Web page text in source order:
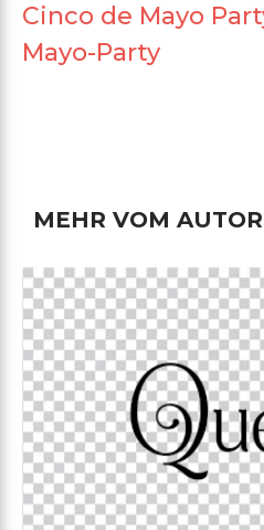
Cinco de Mayo
Mayo-Party
MEHR VOM AUTOR